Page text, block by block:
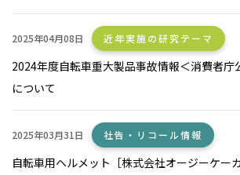
2025年04月08日 近年実施の研究テーマ
2024年度自転車重大製品事故情報＜消費者庁
について
2025年03月31日 社告・リコール情報
自転車用ヘルメット［株式会社オージーケー